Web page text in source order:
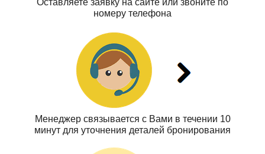
Оставляете заявку на сайте или звоните по
номеру телефона
Менеджер связывается с Вами в течении 10
минут для уточнения деталей бронирования